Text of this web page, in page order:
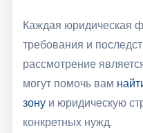
Каждая юридическая
требования и
рассмотрение
могут помочь вам
зонуи юридическую
конкретных нужд.